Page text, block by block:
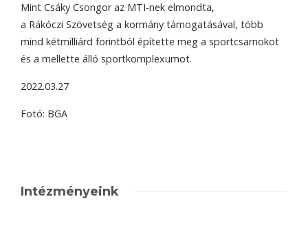
Mint Csáky Csongor az MTI-nek elmondta,
a Rákóczi Szövetség a kormány támogatásával, több
mind kétmilliárd forintból építette meg a sportcsarnokot
és a mellette álló sportkomplexumot.
2022.03.27
Fotó: BGA
Intézményeink